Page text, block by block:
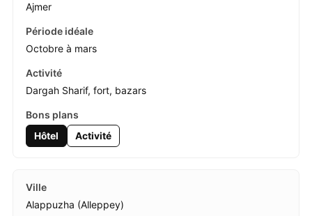
Ajmer
Octobre à mars
Dargah Sharif, fort, bazars
Hôtel Activité
Alappuzha (Alleppey)